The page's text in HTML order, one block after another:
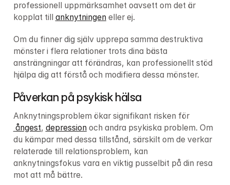
professionell uppmärksamhet oavsett om det är
kopplat till anknytningen eller ej.
Om du finner dig själv upprepa samma destruktiva
mönster i flera relationer trots dina bästa
ansträngningar att förändras, kan professionellt stöd
hjälpa dig att förstå och modifiera dessa mönster.
Påverkan på psykisk hälsa
Anknytningsproblem ökar signifikant risken för
ångest, depression och andra psykiska problem. Om
du kämpar med dessa tillstånd, särskilt om de verkar
relaterade till relationsproblem, kan
anknytningsfokus vara en viktig pusselbit på din resa
mot att må bättre.